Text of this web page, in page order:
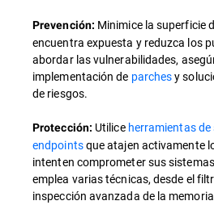
Prevención: Minimice la superficie
encuentra expuesta y reduzca los
abordar las vulnerabilidades,
implementación de parchesy
de riesgos.
Protección: Utilice herramientas de
endpointsque atajen activamente
intenten comprometer sus
emplea varias técnicas, desde el
inspección avanzada de la